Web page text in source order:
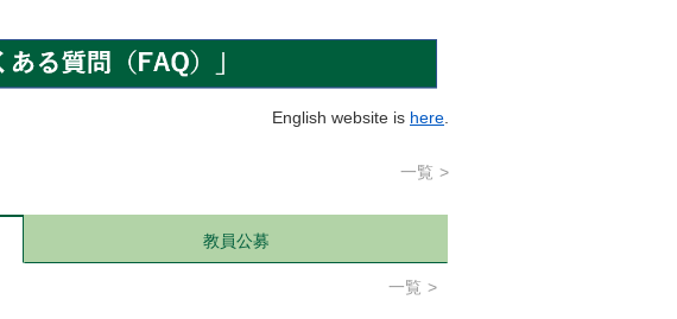
English website is here.
一覧
教員公募
一覧